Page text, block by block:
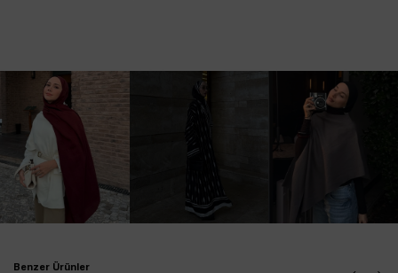
Benzer Ürünler